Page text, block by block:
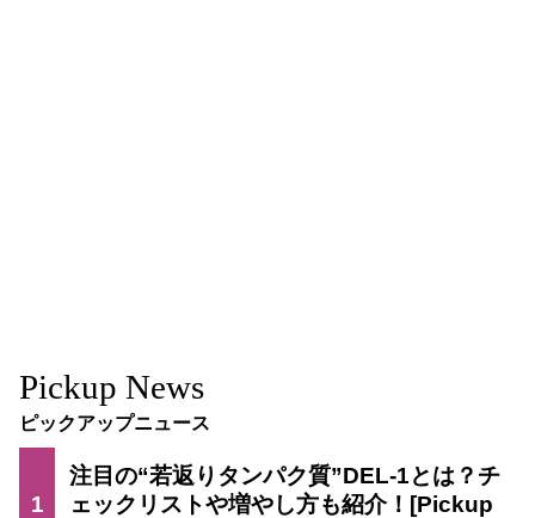
Pickup News
ピックアップニュース
1
注目の“若返りタンパク質”DEL-1とは？チ
ェックリストや増やし方も紹介！